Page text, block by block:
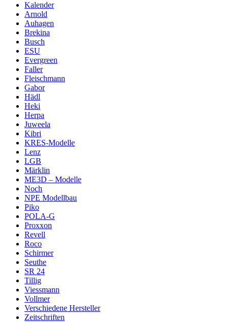
Kalender
Arnold
Auhagen
Brekina
Busch
ESU
Evergreen
Faller
Fleischmann
Gabor
Hädl
Heki
Herpa
Juweela
Kibri
KRES-Modelle
Lenz
LGB
Märklin
ME3D – Modelle
Noch
NPE Modellbau
Piko
POLA-G
Proxxon
Revell
Roco
Schirmer
Seuthe
SR 24
Tillig
Viessmann
Vollmer
Verschiedene Hersteller
Zeitschriften